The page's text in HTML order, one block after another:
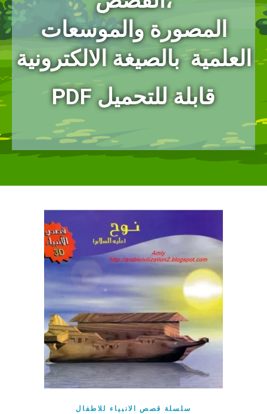
المصورةوالموسعات
العلمية بالصيغة الالكترونية
PDF قابلة للتحميل
سلسلة قصص الانبياء للاطفال